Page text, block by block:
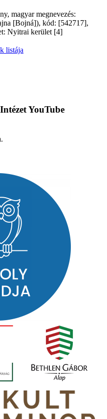
magyar megnevezés:
[Bojná]), kód: [542717],
Nyitrai kerület [4]
listája
YouTube